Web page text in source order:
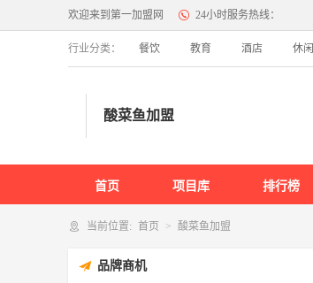
餐饮
面馆
韩国料理
教育
作文培训 特色教育 英语培训 IT培训
欢迎来到第一加盟网 24小时服务热线：
行业分类： 餐饮 教育 酒店 休闲
酸菜鱼加盟
首页 项目库 排行榜
当前位置: 首页 酸菜鱼加盟
品牌商机